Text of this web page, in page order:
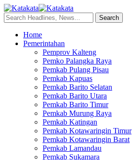
Home
Pemerintahan
Pemprov Kalteng
Pemko Palangka Raya
Pemkab Pulang Pisau
Pemkab Kapuas
Pemkab Barito Selatan
Pemkab Barito Utara
Pemkab Barito Timur
Pemkab Murung Raya
Pemkab Katingan
Pemkab Kotawaringin Timur
Pemkab Kotawaringin Barat
Pemkab Lamandau
Pemkab Sukamara